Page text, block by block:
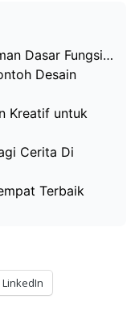
Dasar Fungsi…
Desain
Kreatif untuk
Cerita Di
Terbaik
LinkedIn